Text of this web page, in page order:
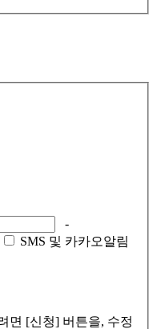
-
SMS 및 카카오알림
면 [신청] 버튼을, 수정